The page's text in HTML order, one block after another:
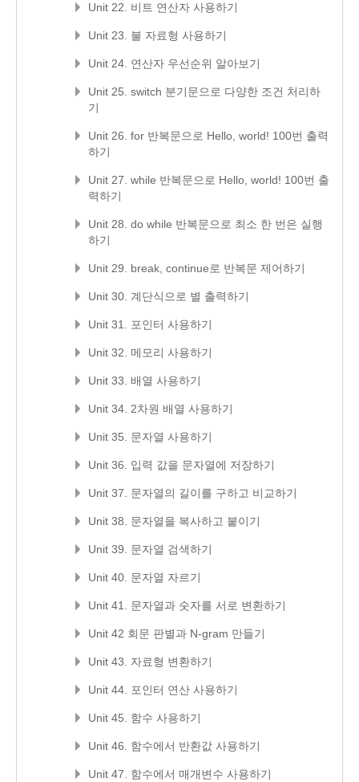
Unit 22. 비트 연산자 사용하기
Unit 23. 불 자료형 사용하기
Unit 24. 연산자 우선순위 알아보기
Unit 25. switch 분기문으로 다양한 조건 처리하
기
Unit 26. for 반복문으로 Hello, world! 100번 출력
하기
Unit 27. while 반복문으로 Hello, world! 100번 출
력하기
Unit 28. do while 반복문으로 최소 한 번은 실행
하기
Unit 29. break, continue로 반복문 제어하기
Unit 30. 계단식으로 별 출력하기
Unit 31. 포인터 사용하기
Unit 32. 메모리 사용하기
Unit 33. 배열 사용하기
Unit 34. 2차원 배열 사용하기
Unit 35. 문자열 사용하기
Unit 36. 입력 값을 문자열에 저장하기
Unit 37. 문자열의 길이를 구하고 비교하기
Unit 38. 문자열을 복사하고 붙이기
Unit 39. 문자열 검색하기
Unit 40. 문자열 자르기
Unit 41. 문자열과 숫자를 서로 변환하기
Unit 42 회문 판별과 N-gram 만들기
Unit 43. 자료형 변환하기
Unit 44. 포인터 연산 사용하기
Unit 45. 함수 사용하기
Unit 46. 함수에서 반환값 사용하기
Unit 47. 함수에서 매개변수 사용하기